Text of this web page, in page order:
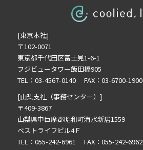
[東京本社]
〒102-0071
東京都千代田区富士見1-6-1
フジビュータワー飯田橋905
TEL：03-4567-0140 FAX：03-6700-1900
[山梨支社（事務センター）]
〒409-3867
山梨県中巨摩郡昭和町清水新居1559
ベストライフビル4Ｆ
TEL：055-242-6961 FAX：055-242-6962